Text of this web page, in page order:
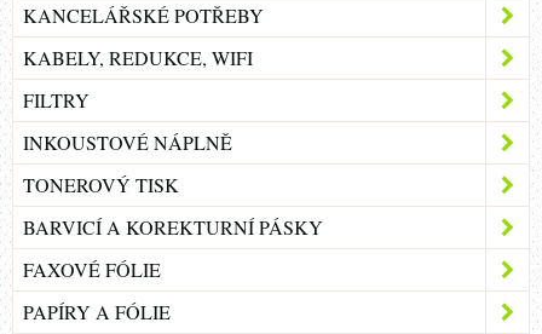
KANCELÁŘSKÉ POTŘEBY
KABELY, REDUKCE, WIFI
FILTRY
INKOUSTOVÉ NÁPLNĚ
TONEROVÝ TISK
BARVICÍ A KOREKTURNÍ PÁSKY
FAXOVÉ FÓLIE
PAPÍRY A FÓLIE